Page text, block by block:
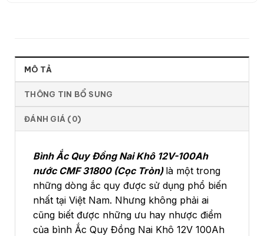
MÔ TẢ
THÔNG TIN BỔ SUNG
ĐÁNH GIÁ (0)
Bình Ắc Quy Đồng Nai Khô 12V-100Ah
nước CMF 31800 (Cọc Tròn) là một trong
những dòng ắc quy được sử dụng phổ biến
nhất tại Việt Nam. Nhưng không phải ai
cũng biết được những ưu hay nhược điểm
của bình Ắc Quy Đồng Nai Khô 12V 100Ah